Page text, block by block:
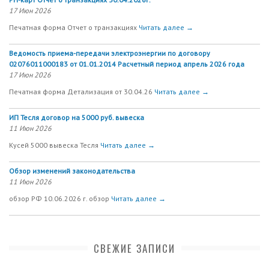
17 Июн 2026
Печатная форма Отчет о транзакциях Читать далее →
Ведомость приема-передачи электроэнергии по договору
02076011000183 от 01.01.2014 Расчетный период апрель 2026 года
17 Июн 2026
Печатная форма Детализация от 30.04.26 Читать далее →
ИП Тесля договор на 5000 руб. вывеска
11 Июн 2026
Кусей 5000 вывеска Тесля Читать далее →
Обзор изменений законодательства
11 Июн 2026
обзор РФ 10.06.2026 г. обзор Читать далее →
СВЕЖИЕ ЗАПИСИ